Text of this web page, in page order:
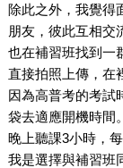
除此之外，我覺得
朋友，彼此互相交
也在補習班找到一
直接拍照上傳，在
因為高普考的考試
袋去適應開機時間
晚上聽課3小時，
我是選擇與補習班